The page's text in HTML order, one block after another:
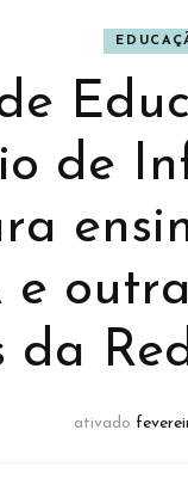
de
e
da
ativado